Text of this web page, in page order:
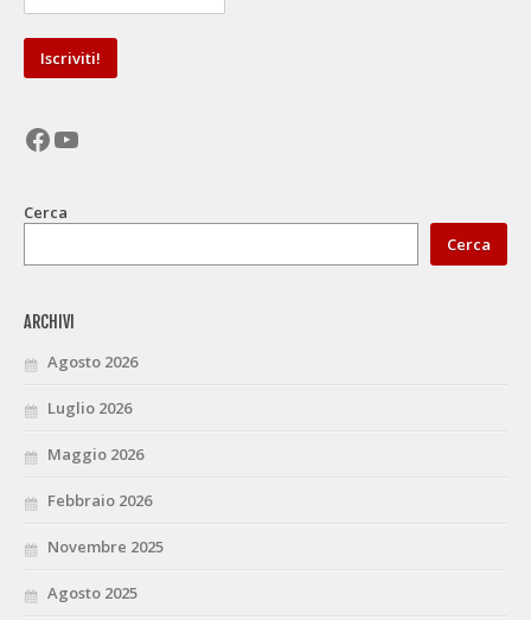
Facebook
YouTube
Cerca
Cerca
ARCHIVI
Agosto 2026
Luglio 2026
Maggio 2026
Febbraio 2026
Novembre 2025
Agosto 2025